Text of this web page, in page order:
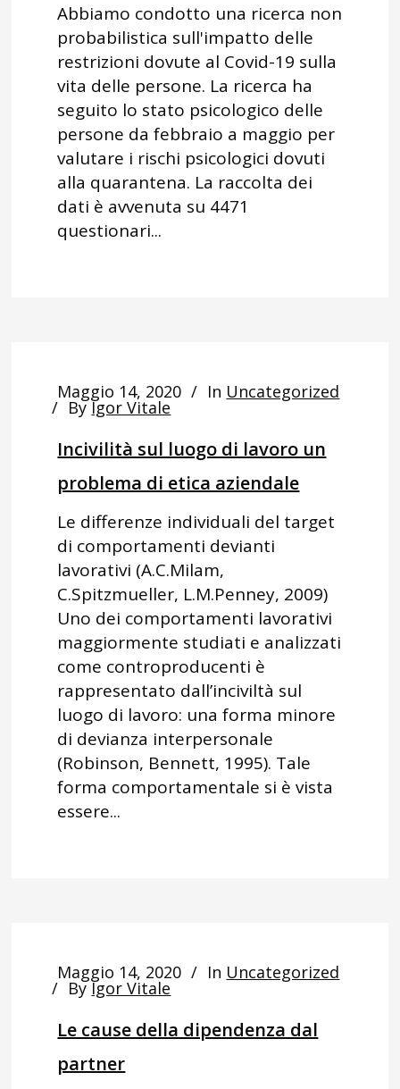
Abbiamo condotto una ricerca non
probabilistica sull'impatto delle
restrizioni dovute al Covid-19 sulla
vita delle persone. La ricerca ha
seguito lo stato psicologico delle
persone da febbraio a maggio per
valutare i rischi psicologici dovuti
alla quarantena. La raccolta dei
dati è avvenuta su 4471
questionari...
Maggio 14, 2020 In Uncategorized
By Igor Vitale
Incivilità sul luogo di lavoro un
problema di etica aziendale
Le differenze individuali del target
di comportamenti devianti
lavorativi (A.C.Milam,
C.Spitzmueller, L.M.Penney, 2009)
Uno dei comportamenti lavorativi
maggiormente studiati e analizzati
come controproducenti è
rappresentato dall’inciviltà sul
luogo di lavoro: una forma minore
di devianza interpersonale
(Robinson, Bennett, 1995). Tale
forma comportamentale si è vista
essere...
Maggio 14, 2020 In Uncategorized
By Igor Vitale
Le cause della dipendenza dal
partner